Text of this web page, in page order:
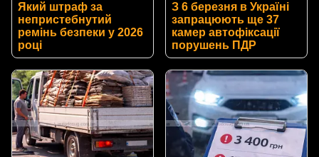
Який штраф за
непристебнутий
ремінь безпеки у 2026
році
З 6 березня в Україні
запрацюють ще 37
камер автофіксації
порушень ПДР